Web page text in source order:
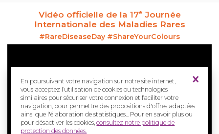
En poursuivant votre navigation sur notre site internet,
vous acceptez l’utilisation de cookies ou technologies
similaires pour sécuriser votre connexion et faciliter votre
navigation, pour permettre des propositions d'offres adaptées
ainsi que l'élaboration de statistiques... Pour en savoir plus ou
pour désactiver les cookies,consultez notre politique de
protection des données.
Vidéo officielle de la 17eJournée
Internationale des Maladies Rares
#RareDiseaseDay #ShareYourColours